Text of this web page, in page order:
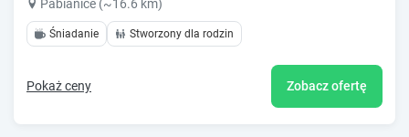
Pabianice (~16.6 km)
Śniadanie Stworzony dla rodzin
Pokaż ceny Zobacz ofertę